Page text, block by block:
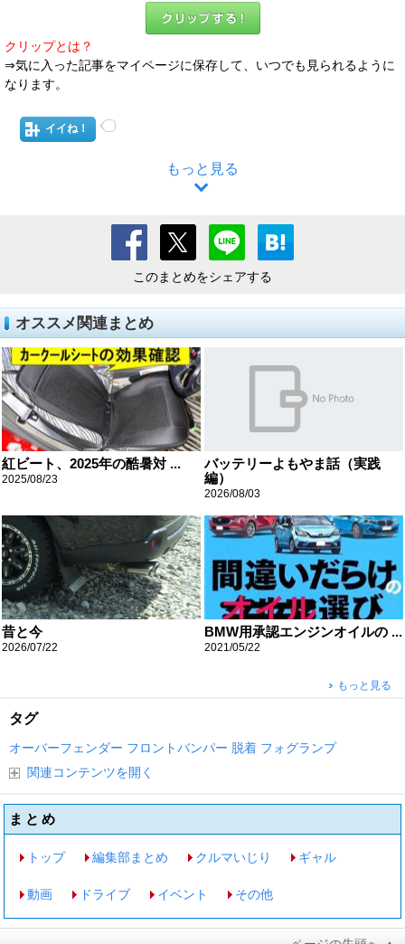
クリップとは？
⇒気に入った記事をマイページに保存して、いつでも見られるように
なります。
イイね！
もっと見る
このまとめをシェアする
オススメ関連まとめ
紅ビート、2025年の酷暑対 ...
2025/08/23
バッテリーよもやま話（実践
編）
2026/08/03
昔と今
2026/07/22
BMW用承認エンジンオイルの ...
2021/05/22
もっと見る
タグ
オーバーフェンダー フロントバンパー 脱着 フォグランプ
関連コンテンツを開く
まとめ
トップ 編集部まとめ クルマいじり ギャル
動画 ドライブ イベント その他